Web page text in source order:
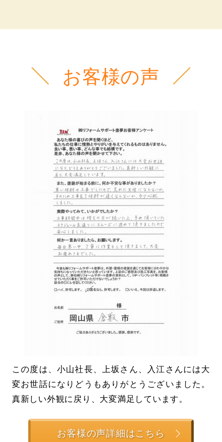
お客様の声
この度は、小山社長、上坂さん、入江さんには大
変お世話になりどうもありがとうございました。
真新しい外観に戻り、大変満足しています。
お客様の声詳細はこちら